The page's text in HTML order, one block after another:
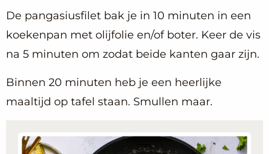
De pangasiusfilet bak je in 10 minuten in een
koekenpan met olijfolie en/of boter. Keer de vis
na 5 minuten om zodat beide kanten gaar zijn.
Binnen 20 minuten heb je een heerlijke
maaltijd op tafel staan. Smullen maar.